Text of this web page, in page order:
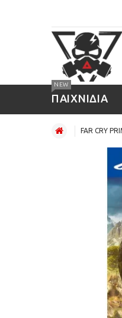
ΠΑΙΧΝΙΔΙΑ
NEW
FAR CRY